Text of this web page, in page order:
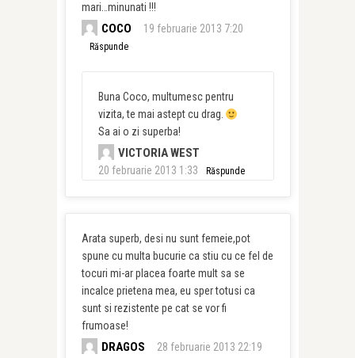
mari…minunati !!!
COCO 19 februarie 2013 7:20
Răspunde
Buna Coco, multumesc pentru
vizita, te mai astept cu drag.
Sa ai o zi superba!
VICTORIA WEST
20 februarie 2013 1:33 Răspunde
Arata superb, desi nu sunt femeie,pot
spune cu multa bucurie ca stiu cu ce fel de
tocuri mi-ar placea foarte mult sa se
incalce prietena mea, eu sper totusi ca
sunt si rezistente pe cat se vor fi
frumoase!
DRAGOS 28 februarie 2013 22:19